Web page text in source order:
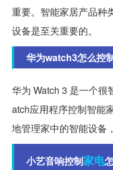
重要。智能家居产品种
设备是至关重要的。
华为watch3怎么控
华为 Watch 3 是一个很
atch应用程序控制智能
地管理家中的智能设备
小艺音响控制家电